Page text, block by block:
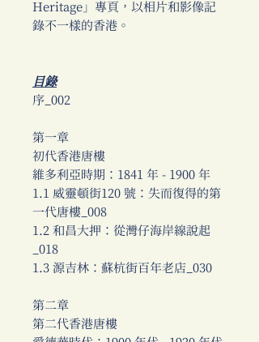
Heritage」專頁，以相片和影像記
錄不一樣的香港。
目錄
序_002
第一章
初代香港唐樓
維多利亞時期：1841 年 - 1900 年
1.1 威靈頓街120 號：失而復得的第
一代唐樓_008
1.2 和昌大押：從灣仔海岸線說起
_018
1.3 源吉林：蘇杭街百年老店_030
第二章
第二代香港唐樓